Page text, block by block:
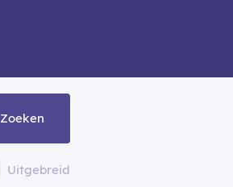
Zoeken
Uitgebreid